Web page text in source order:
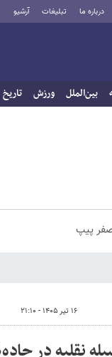
درباره ما تبلیغات آرشیو
بین‌الملل ورزش تاریخ
۱۶ تیر ۱۴۰۵ - ۲۱:۱۰
وسیله نقلیه